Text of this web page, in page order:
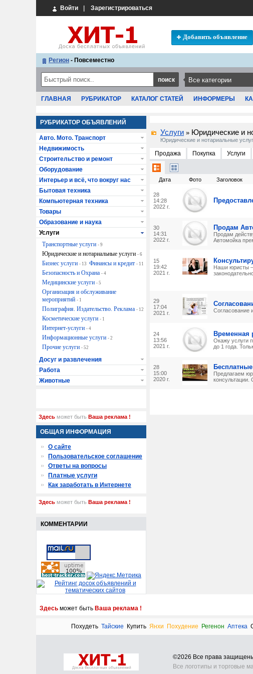
Войти Зарегистрироваться
Добавить объявление
Регион - Повсеместно
ГЛАВНАЯ РУБРИКАТОР КАТАЛОГ СТАТЕЙ ИНФОРМЕРЫ
Услуги » Юридические и
Юридические и нотариальные
Продажа Покупка Услуги
Дата Фото Заголовок
28
14:28
2022 г.
30
14:31
2022 г.
Продам
Продам
Автомойка
15
19:42
2021 г.
Наши юристы
29
17:04
2021 г.
Согласование
24
13:56
2021 г.
Временная
Окажу услуги
до 1 года.
28
15:00
2020 г.
Предлагаем
консультации.
РУБРИКАТОР ОБЪЯВЛЕНИЙ
Авто. Мото. Транспорт
Недвижимость
Строительство и ремонт
Оборудование
Интерьер и всё, что вокруг нас
Бытовая техника
Компьютерная техника
Товары
Образование и наука
Услуги
Транспортные услуги - 9
Юридические и нотариальные услуги - 6
Бизнес услуги - 13 Финансы и кредит - 11
Безопасность и Охрана - 4
Медицинские услуги - 5
Организация и обслуживание
мероприятий - 1
Полиграфия. Издательство. Реклама - 12
Косметические услуги - 1
Интернет-услуги - 4
Информационные услуги - 2
Прочие услуги - 52
Досуг и развлечения
Работа
Животные
Здесь может быть Ваша реклама !
ОБЩАЯ ИНФОРМАЦИЯ
О сайте
Пользовательское соглашение
Ответы на вопросы
Платные услуги
Как заработать в Интернете
Здесь может быть Ваша реклама !
КОММЕНТАРИИ
Здесь может быть Ваша реклама !
Похудеть Тайские Купить Янхи Похудение Регенон Аптека
©2026 Все права
Все логотипы и торговые